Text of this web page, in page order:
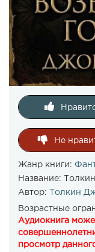
Не
Жанр книги:
Название:
Автор:
Толкин
Возрастные
Аудиокнига
просмотр